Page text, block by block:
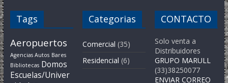
Tags
Aeropuertos
Agencias Autos Bares
Bibliotecas Domos
Escuelas/Univer
Categorias
Comercial (35)
Residencial (6)
CONTACTO
Solo venta a
Distribuidores
GRUPO MARULL
(33)38250077
ENVIAR CORREO